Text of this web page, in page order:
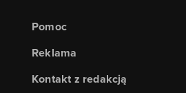
Pomoc
Reklama
Kontakt z redakcją